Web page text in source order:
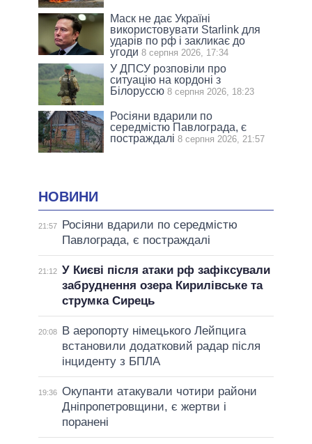
Маск не дає Україні
використовувати Starlink для
ударів по рф і закликає до
угоди 8 серпня 2026, 17:34
У ДПСУ розповіли про
ситуацію на кордоні з
Білоруссю 8 серпня 2026, 18:23
Росіяни вдарили по
середмістю Павлограда, є
постраждалі 8 серпня 2026, 21:57
НОВИНИ
21:57
Росіяни вдарили по середмістю
Павлограда, є постраждалі
21:12 У Києві після атаки рф зафіксували
забруднення озера Кирилівське та
струмка Сирець
20:08
В аеропорту німецького Лейпцига
встановили додатковий радар після
інциденту з БПЛА
19:36 Окупанти атакували чотири райони
Дніпропетровщини, є жертви і
поранені